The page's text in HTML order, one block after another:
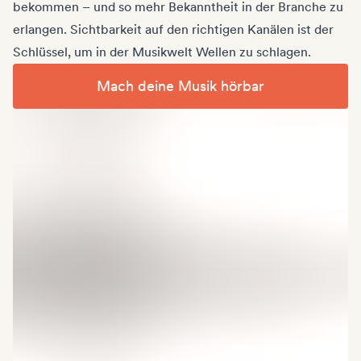
bekommen – und so mehr Bekanntheit in der Branche zu
erlangen. Sichtbarkeit auf den richtigen Kanälen ist der
Schlüssel, um in der Musikwelt Wellen zu schlagen.
Mach deine Musik hörbar